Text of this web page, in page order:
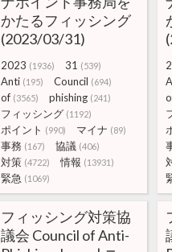
かたるフィッシング
(2023/03/31)
2023 (1936) 31 (539)
Anti (195) Council (694)
of (3565) phishing (241)
フィッシング (1192)
ポイント (990) マイナ (89)
事務 (167) 協議 (406)
対策 (4722) 情報 (13931)
緊急 (1069)
フィッシング対策協
議会 Council of Anti-